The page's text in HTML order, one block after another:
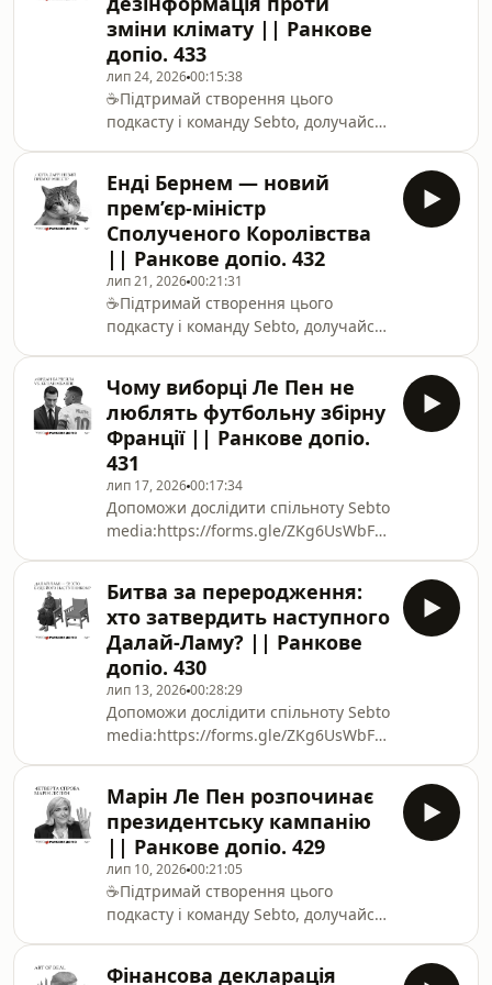
відставка міністра освіти 14:17
Прокурора МКС усунули з посади
14:43 Відставка президента
Бангладеш 15:14 Нові мит
зміни клімату || Ранкове
допіо. 433
лип 24, 202600:15:38
☕️Підтримай створення цього
подкасту і команду Sebto, долучайся
клубу https://www.youtube.com/channel/
випуску розповідаємо про:00:00 Що
сьогодні у випуску?01:13 Дискусії у
Греції щодо «Одіссеї»06:33 Чому Іран
обстрілює Кувейт07:34 Кліматична
дезінформація12:56 Єврокомісія
оштрафува
Енді Бернем — новий
прем’єр-міністр
Сполученого Королівства
|| Ранкове допіо. 432
лип 21, 202600:21:31
☕️Підтримай створення цього
подкасту і команду Sebto, долучайся
клубу https://www.youtube.com/channel/
випуску розповідаємо про:00:00 —
Що сьогодні у випуску? 01:38 —
Політичний стиль Енді Бернема
05:48 — Погляди, ідеї та обіцянки
Бернема 08:57 — Оборона та
зовнішня політика 11:14
Чому виборці Ле Пен не
люблять футбольну збірну
Франції || Ранкове допіо.
431
лип 17, 202600:17:34
Допоможи дослідити спільноту Sebto
media:https://forms.gle/ZKg6UsWbF5BBpn3v6
до Слухацького
клубу https://www.youtube.com/channel/
випуску розповідаємо про:00:00 Що
сьогодні у випуску? 02:05 Ставлення
Ле Пен до футбольної збірної 08:42
Битва за переродження:
хто затвердить наступного
Далай-Ламу? || Ранкове
допіо. 430
лип 13, 202600:28:29
Допоможи дослідити спільноту Sebto
media:https://forms.gle/ZKg6UsWbF5BBpn3v6
до Слухацького
клубу https://www.youtube.com/channel/
випуску розповідаємо
про:Допоможи дослідити спільноту
Sebto
media:https://forms.gle/ZKg6UsWbF5BBpn3v6
☕️П
Марін Ле Пен розпочинає
президентську кампанію
|| Ранкове допіо. 429
лип 10, 202600:21:05
☕️Підтримай створення цього
подкасту і команду Sebto, долучайся
клубу https://www.youtube.com/channel/
Фінансова декларація